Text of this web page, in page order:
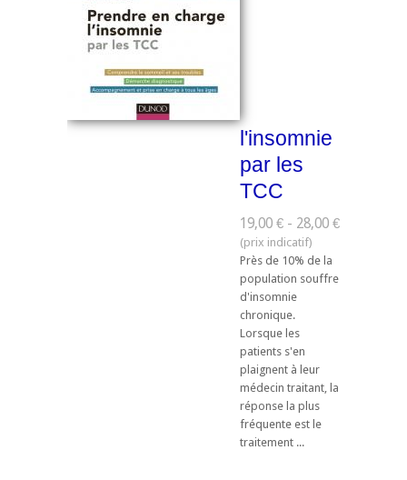
l'insomnie
par les
TCC
19,00 € - 28,00 €
Près de 10% de la
population souffre
d'insomnie
chronique.
Lorsque les
patients s'en
plaignent à leur
médecin traitant, la
réponse la plus
fréquente est le
traitement ...